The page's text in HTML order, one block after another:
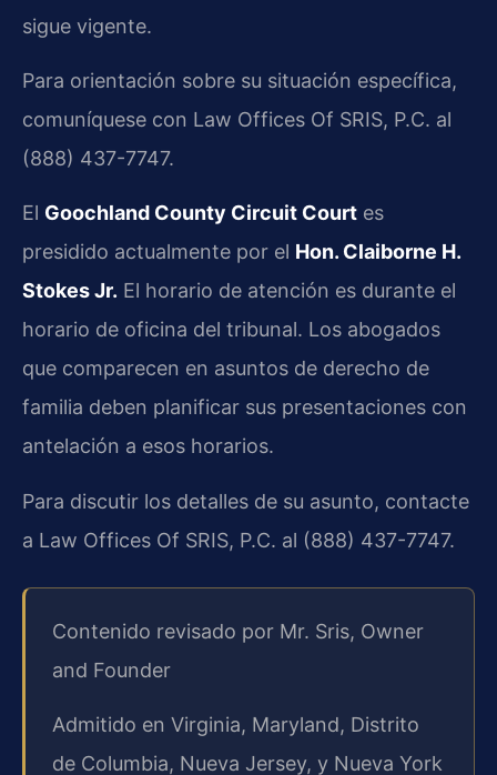
sigue vigente.
Para orientación sobre su situación específica,
comuníquese con Law Offices Of SRIS, P.C. al
(888) 437-7747.
El Goochland County Circuit Court es
presidido actualmente por el Hon. Claiborne H.
Stokes Jr. El horario de atención es durante el
horario de oficina del tribunal. Los abogados
que comparecen en asuntos de derecho de
familia deben planificar sus presentaciones con
antelación a esos horarios.
Para discutir los detalles de su asunto, contacte
a Law Offices Of SRIS, P.C. al (888) 437-7747.
Contenido revisado por Mr. Sris, Owner
and Founder
Admitido en Virginia, Maryland, Distrito
de Columbia, Nueva Jersey, y Nueva York